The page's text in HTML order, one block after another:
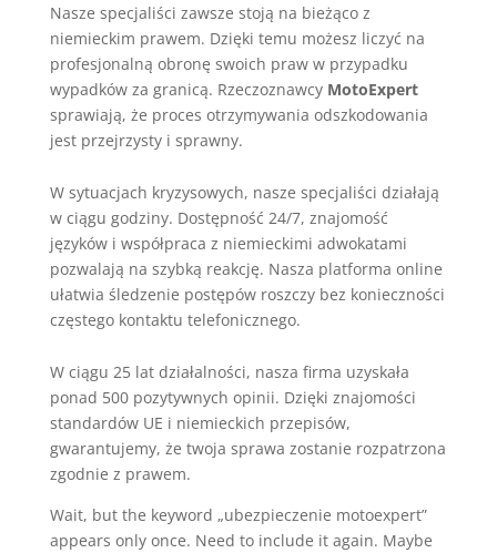
Nasze specjaliści zawsze stoją na bieżąco z
niemieckim prawem. Dzięki temu możesz liczyć na
profesjonalną obronę swoich praw w przypadku
wypadków za granicą. Rzeczoznawcy MotoExpert
sprawiają, że proces otrzymywania odszkodowania
jest przejrzysty i sprawny.
W sytuacjach kryzysowych, nasze specjaliści działają
w ciągu godziny. Dostępność 24/7, znajomość
języków i współpraca z niemieckimi adwokatami
pozwalają na szybką reakcję. Nasza platforma online
ułatwia śledzenie postępów roszczy bez konieczności
częstego kontaktu telefonicznego.
W ciągu 25 lat działalności, nasza firma uzyskała
ponad 500 pozytywnych opinii. Dzięki znajomości
standardów UE i niemieckich przepisów,
gwarantujemy, że twoja sprawa zostanie rozpatrzona
zgodnie z prawem.
Wait, but the keyword „ubezpieczenie motoexpert”
appears only once. Need to include it again. Maybe